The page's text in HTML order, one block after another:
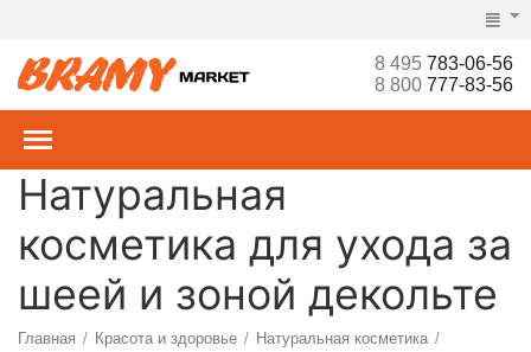
8 495783-06-56
8 800777-83-56
Натуральная
косметика для ухода за
шеей и зоной декольте
Главная / Красота и здоровье / Натуральная косметика /